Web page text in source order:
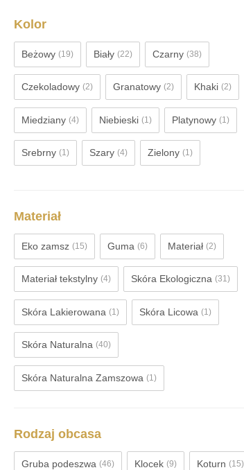
Kolor
Beżowy (19) Biały (22) Czarny (38)
Czekoladowy (2) Granatowy (2) Khaki (2)
Miedziany (4) Niebieski (1) Platynowy (1)
Srebrny (1) Szary (4) Zielony (1)
Materiał
Eko zamsz (15) Guma (6) Materiał (2)
Materiał tekstylny (4) Skóra Ekologiczna (31)
Skóra Lakierowana (1) Skóra Licowa (1)
Skóra Naturalna (40)
Skóra Naturalna Zamszowa (1)
Rodzaj obcasa
Gruba podeszwa (46) Klocek (9) Koturn (15)